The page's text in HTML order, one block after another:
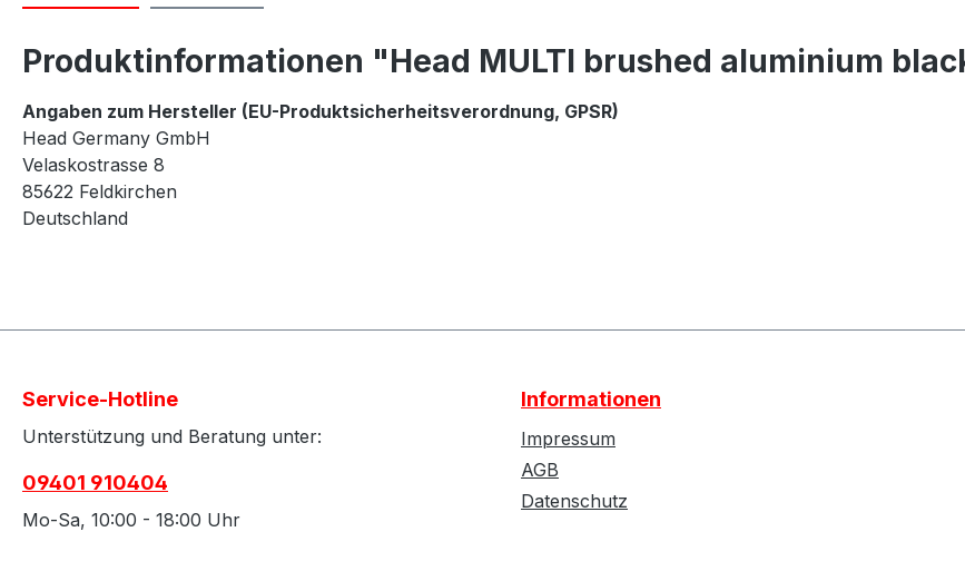
Produktinformationen "Head MULTI brushed aluminium
Angaben zum Hersteller (EU-Produktsicherheitsverordnung, GPSR)
Head Germany GmbH
Velaskostrasse 8
85622 Feldkirchen
Deutschland
Service-Hotline
Unterstützung und Beratung unter:
09401 910404
Mo-Sa, 10:00 - 18:00 Uhr
Informationen
Impressum
AGB
Datenschutz